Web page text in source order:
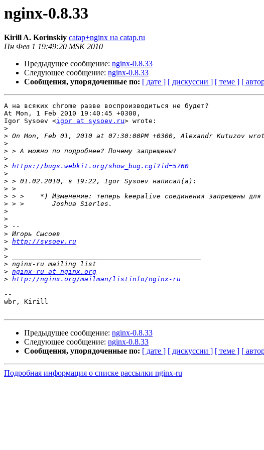
nginx-0.8.33
Kirill A. Korinskiy catap+nginx на catap.ru
Пн Фев 1 19:49:20 MSK 2010
Предыдущее сообщение: nginx-0.8.33
Следующее сообщение: nginx-0.8.33
Сообщения, упорядоченные по: [ дате ] [ дискуссии ] [ теме ] [
А на всяких chrome разве воспроизводиться не будет?
At Mon, 1 Feb 2010 19:40:45 +0300,
Igor Sysoev <igor at sysoev.ru> wrote:
>
>
>
>
>
> https://bugs.webkit.org/show_bug.cgi?id=5760
>
>
>
>
>
>
>
>
>
> http://sysoev.ru
>
>
>
> nginx-ru at nginx.org
> http://nginx.org/mailman/listinfo/nginx-ru
--
wbr, Kirill
Предыдущее сообщение: nginx-0.8.33
Следующее сообщение: nginx-0.8.33
Сообщения, упорядоченные по: [ дате ] [ дискуссии ] [ теме ] [
Подробная информация о списке рассылки nginx-ru